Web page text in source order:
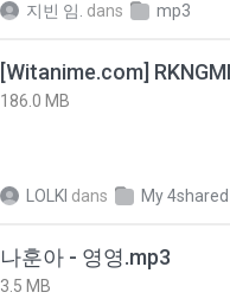
지빈 임. dans mp3
186.0 MB
LOLKI dans My 4shared
나훈아 - 영영.mp3
3.5 MB